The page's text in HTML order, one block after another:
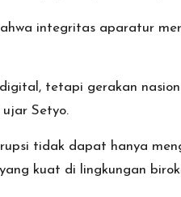
integritas aparatur
tetapi gerakan
ujar Setyo.
tidak dapat hanya
kuat di lingkungan